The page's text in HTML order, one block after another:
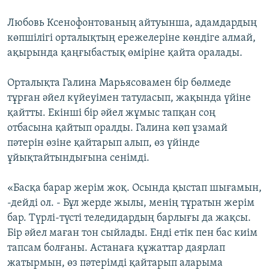
Любовь Ксенофонтованың айтуынша, адамдардың
көпшілігі орталықтың ережелеріне көндіге алмай,
ақырында қаңғыбастық өміріне қайта оралады.
Орталықта Галина Марьясовамен бір бөлмеде
тұрған әйел күйеуімен татуласып, жақында үйіне
қайтты. Екінші бір әйел жұмыс тапқан соң
отбасына қайтып оралды. Галина көп ұзамай
пәтерін өзіне қайтарып алып, өз үйінде
ұйықтайтындығына сенімді.
«Басқа барар жерім жоқ. Осында қыстап шығамын,
-дейді ол. - Бұл жерде жылы, менің тұратын жерім
бар. Түрлі-түсті теледидардың барлығы да жақсы.
Бір әйел маған тон сыйлады. Енді етік пен бас киім
тапсам болғаны. Астанаға құжаттар даярлап
жатырмын, өз пәтерімді қайтарып аларыма